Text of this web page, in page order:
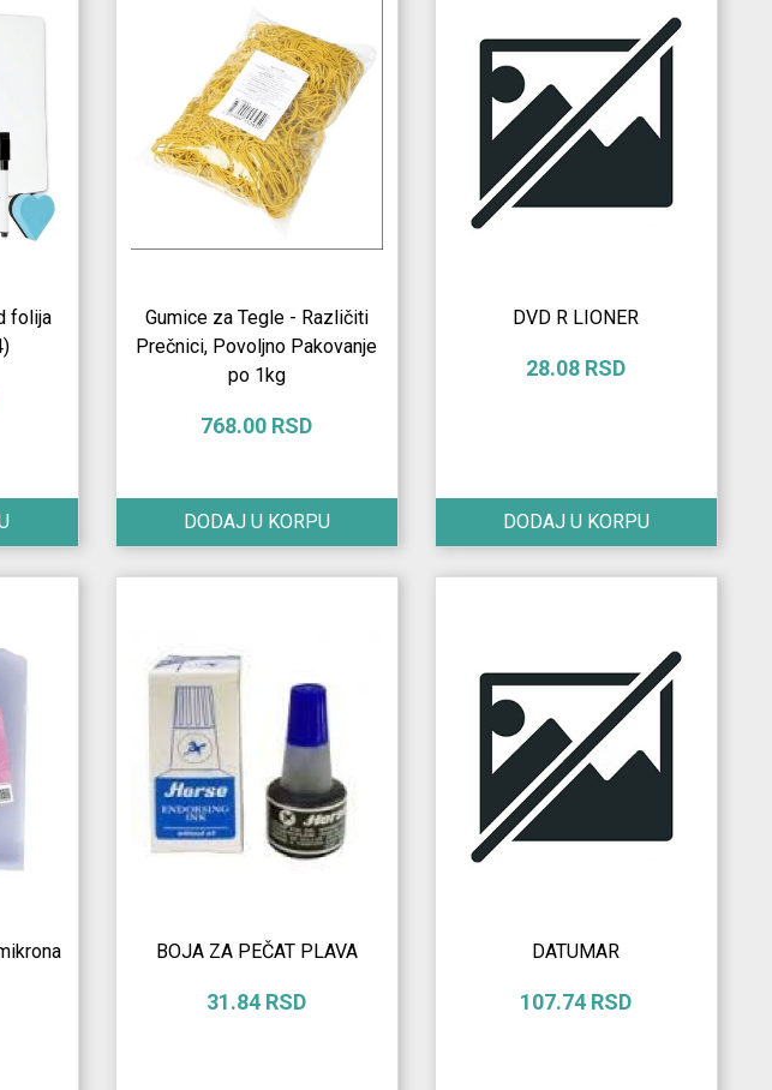
folija
Gumice za Tegle - Različiti
Prečnici, Povoljno Pakovanje
po 1kg
768.00 RSD
DODAJ U KORPU
DVD R LIONER
28.08 RSD
DODAJ U KORPU
BOJA ZA PEČAT PLAVA
31.84 RSD
DATUMAR
107.74 RSD